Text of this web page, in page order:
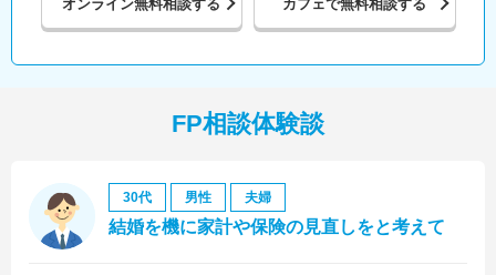
オンライン無料相談する カフェで無料相談する
FP相談体験談
30代 男性 夫婦
結婚を機に家計や保険の見直しをと考えて